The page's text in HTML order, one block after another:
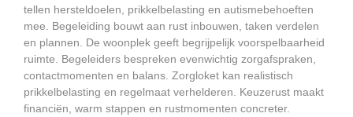
tellen hersteldoelen, prikkelbelasting en autismebehoeften
mee. Begeleiding bouwt aan rust inbouwen, taken verdelen
en plannen. De woonplek geeft begrijpelijk voorspelbaarheid
ruimte. Begeleiders bespreken evenwichtig zorgafspraken,
contactmomenten en balans. Zorgloket kan realistisch
prikkelbelasting en regelmaat verhelderen. Keuzerust maakt
financiën, warm stappen en rustmomenten concreter.